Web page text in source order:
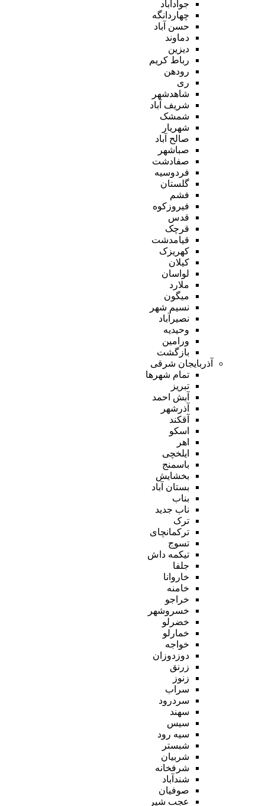
جوادآباد
چهاردانگه
حسن آباد
دماوند
دیزین
رباط کریم
رودهن
ری
شاهدشهر
شریف آباد
شمشک
شهریار
صالح آباد
صباشهر
صفادشت
فردوسیه
گلستان
فشم
فیروزکوه
قدس
قرچک
قیامدشت
کهریزک
کیلان
لواسان
ملارد
میگون
نسیم شهر
نصیرآباد
وحیدیه
ورامین
بازگشت
آذربایجان شرقی
تمام شهر‌ها
تبریز
آبش احمد
آذرشهر
آقکند
اسکو
اهر
ایلخچی
باسمنج
بخشایش
بستان آباد
بناب
ناب جدید
ترک
ترکمانچای
تسوج
تیکمه داش
جلفا
خاروانا
خامنه
خراجو
خسروشهر
خضرلو
خمارلو
خواجه
دوزدوزان
زرنق
زنوز
سراب
سردرود
سهند
سیس
سیه رود
شبستر
شربیان
شرفخانه
شندآباد
صوفیان
عجب شیر